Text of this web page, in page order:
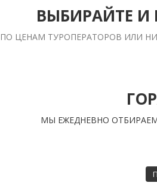
ВЫБИРАЙТЕ
ПО ЦЕНАМ ТУРОПЕРАТОРОВ ИЛИ
МЫ ЕЖЕДНЕВНО